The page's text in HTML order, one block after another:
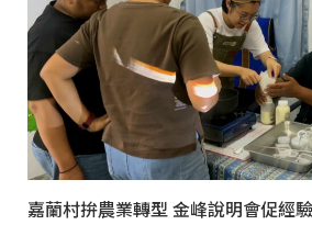
嘉蘭村拚農業轉型 金峰說明會促經